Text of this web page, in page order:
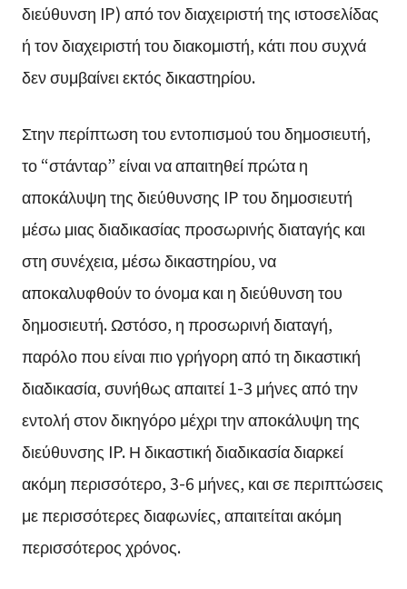
διεύθυνση IP) από τον διαχειριστή της ιστοσελίδας
ή τον διαχειριστή του διακομιστή, κάτι που συχνά
δεν συμβαίνει εκτός δικαστηρίου.
Στην περίπτωση του εντοπισμού του δημοσιευτή,
το “στάνταρ” είναι να απαιτηθεί πρώτα η
αποκάλυψη της διεύθυνσης IP του δημοσιευτή
μέσω μιας διαδικασίας προσωρινής διαταγής και
στη συνέχεια, μέσω δικαστηρίου, να
αποκαλυφθούν το όνομα και η διεύθυνση του
δημοσιευτή. Ωστόσο, η προσωρινή διαταγή,
παρόλο που είναι πιο γρήγορη από τη δικαστική
διαδικασία, συνήθως απαιτεί 1-3 μήνες από την
εντολή στον δικηγόρο μέχρι την αποκάλυψη της
διεύθυνσης IP. Η δικαστική διαδικασία διαρκεί
ακόμη περισσότερο, 3-6 μήνες, και σε περιπτώσεις
με περισσότερες διαφωνίες, απαιτείται ακόμη
περισσότερος χρόνος.